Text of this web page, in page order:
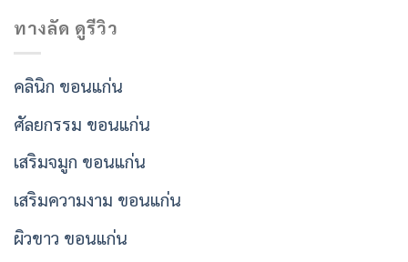
ทางลัด ดูรีวิว
คลินิก ขอนแก่น
ศัลยกรรม ขอนแก่น
เสริมจมูก ขอนแก่น
เสริมความงาม ขอนแก่น
ผิวขาว ขอนแก่น